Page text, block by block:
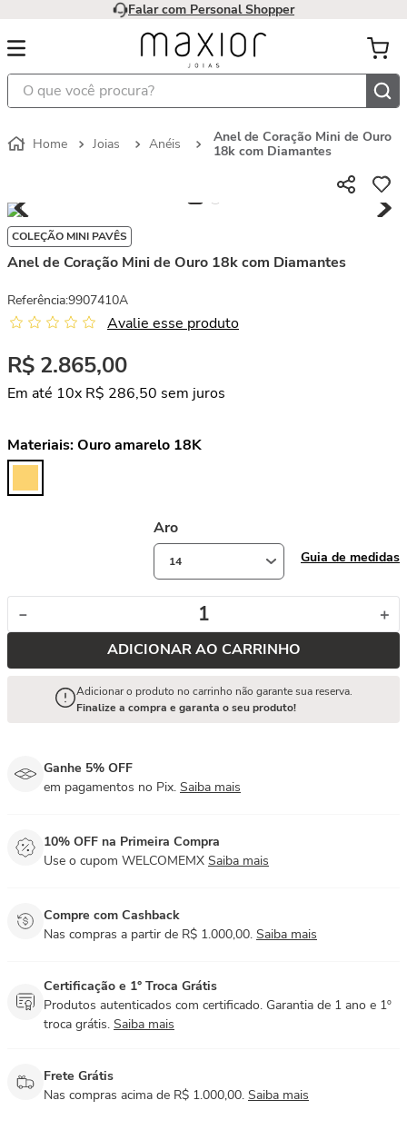
Falar com Personal Shopper
O que você procura?
Joias Anéis
Anel de Coração Mini de Ouro
18k com Diamantes
COLEÇÃO MINI PAVÊS
Anel de Coração Mini de Ouro 18k com Diamantes
Referência:9907410A
Avalie esse produto
R$ 2.865,00
Em até 10x R$ 286,50 sem juros
Materiais:Ouro amarelo 18K
Guia de medidas
Aro
14
＋
－
ADICIONAR AO CARRINHO
Adicionar o produto no carrinho não garante sua reserva.
Finalize a compra e garanta o seu produto!
Ganhe 5% OFF
em pagamentos no Pix. Saiba mais
10% OFF na Primeira Compra
Use o cupom WELCOMEMX Saiba mais
Compre com Cashback
Nas compras a partir de R$ 1.000,00. Saiba mais
Certificação e 1° Troca Grátis
Produtos autenticados com certificado. Garantia de 1 ano e 1º
troca grátis. Saiba mais
Frete Grátis
Nas compras acima de R$ 1.000,00. Saiba mais